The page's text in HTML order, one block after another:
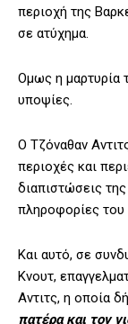
περιοχή της
σε ατύχημα.
Ομως η μαρτυρία
υποψίες.
Ο Τζόναθαν
περιοχές και
διαπιστώσεις
πληροφορίες του
Και αυτό, σε
Κνουτ,
Αντιτς, η οποία
πατέρα και τον